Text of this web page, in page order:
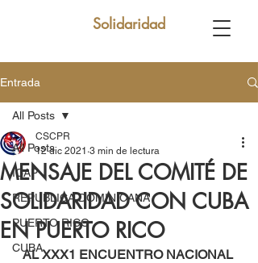
Solidaridad
Entrada
All Posts
ICAP
REPUBLICA DOMINICANA
PUERTO RICO
CUBA
All Posts
MENSAJE DEL COMITÉ DE
SOLIDARIDAD CON CUBA
EN PUERTO RICO
CSCPR
12 dic 2021 3 min de lectura
AL XXX1 ENCUENTRO NACIONAL